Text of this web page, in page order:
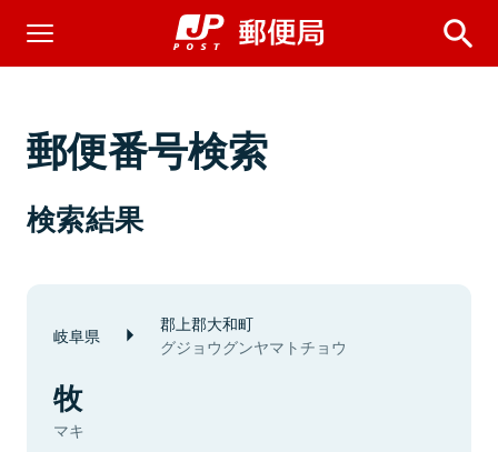
郵便番号検索
検索結果
岐阜県 郡上郡大和町
グジョウグンヤマトチョウ
牧
マキ